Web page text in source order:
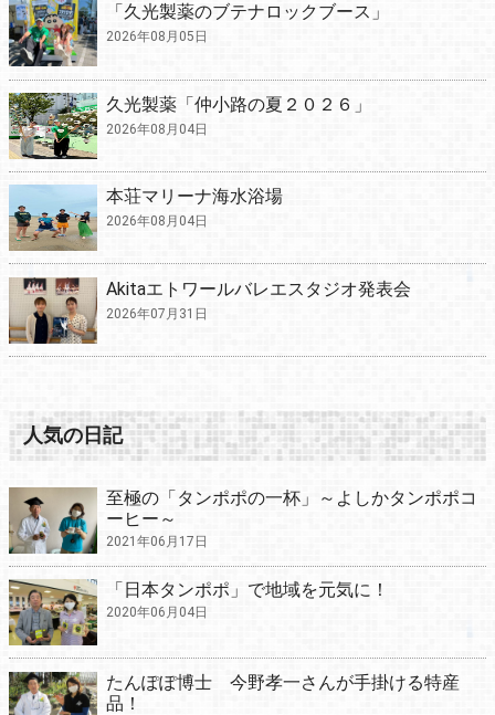
「久光製薬のブテナロックブース」
2026年08月05日
久光製薬「仲小路の夏２０２６」
2026年08月04日
本荘マリーナ海水浴場
2026年08月04日
Akitaエトワールバレエスタジオ発表会
2026年07月31日
人気の日記
至極の「タンポポの一杯」～よしかタンポポコ
ーヒー～
2021年06月17日
「日本タンポポ」で地域を元気に！
2020年06月04日
たんぽぽ博士 今野孝一さんが手掛ける特産
品！